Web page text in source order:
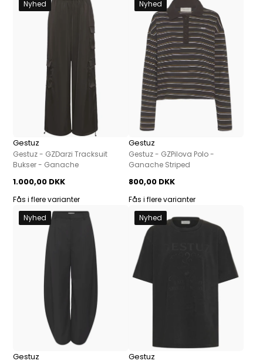
Nyhed
Gestuz
Gestuz - GZDarzi Tracksuit
Bukser - Ganache
1.000,00 DKK
Fås i flere varianter
Nyhed
Gestuz
Gestuz - GZPilova Polo -
Ganache Striped
800,00 DKK
Fås i flere varianter
Nyhed
Gestuz
Nyhed
Gestuz